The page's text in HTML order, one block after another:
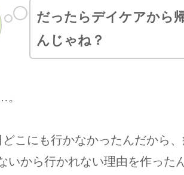
だったらデイケアから
んじゃね？
。
こにも行かなかったんだから
いから行かれない理由を作った